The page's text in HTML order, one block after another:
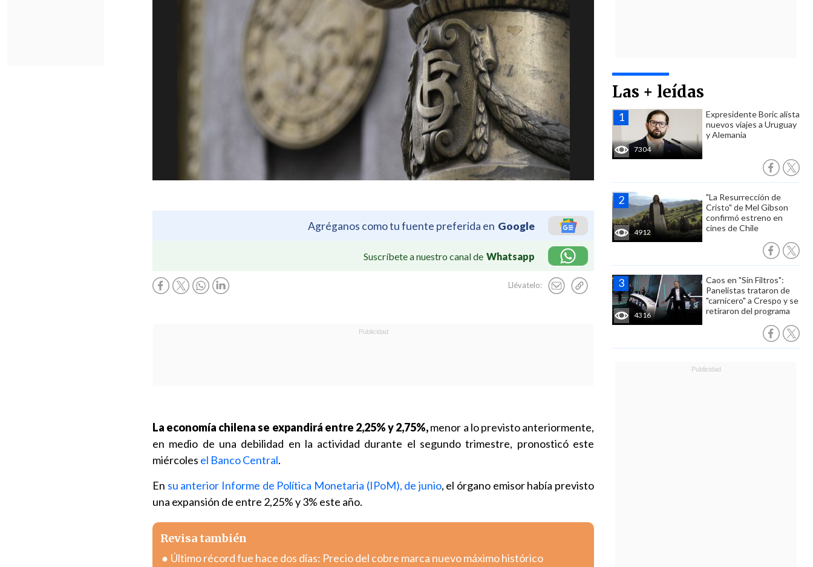
Agréganos como tu fuente preferida en Google
Suscríbete a nuestro canal de Whatsapp
Llévatelo:
Las + leídas
7304
Expresidente Boric alista
nuevos viajes a Uruguay
y Alemania
4912
"La Resurrección de
Cristo" de Mel Gibson
confirmó estreno en
cines de Chile
4316
Caos en "Sin Filtros":
Panelistas trataron de
"carnicero" a Crespo y se
retiraron del programa
La economía chilena se expandirá entre 2,25% y 2,75%,menor a lo previsto anteriormente,
en medio de una debilidad en la actividad durante el segundo trimestre, pronosticó este
miércoles el Banco Central.
En su anterior Informe de Política Monetaria (IPoM), de junio, el órgano emisor había previsto
una expansión de entre 2,25% y 3% este año.
Revisa también
Último récord fue hace dos días: Precio del cobre marca nuevo máximo histórico